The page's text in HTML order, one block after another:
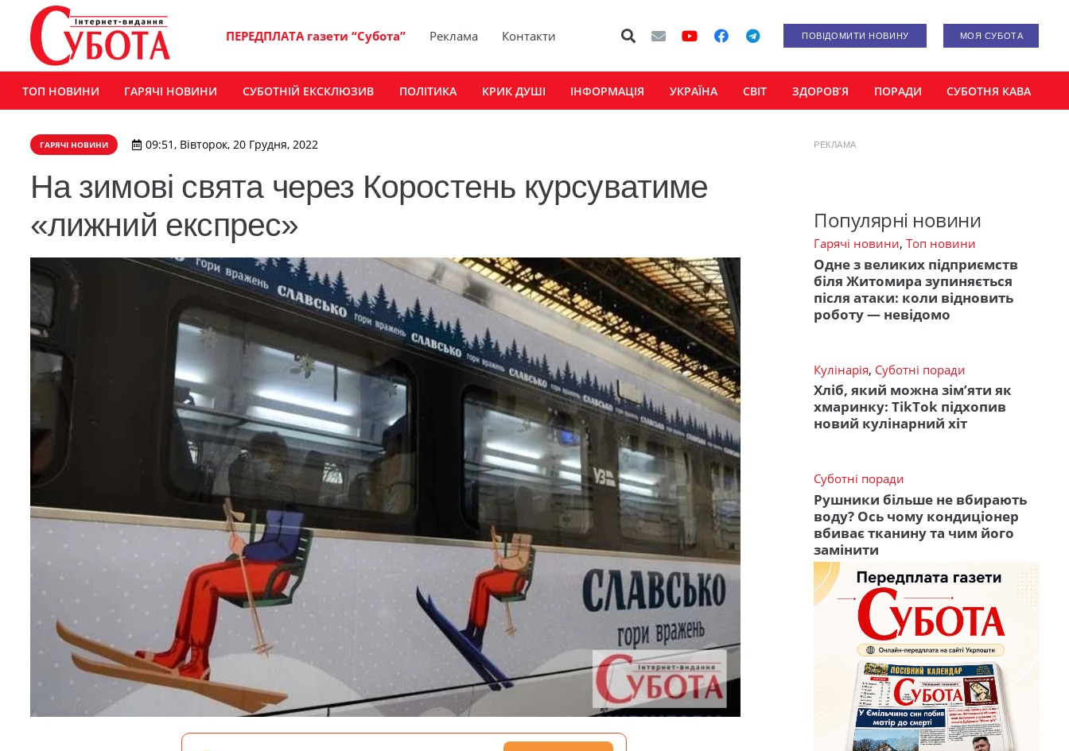
ПЕРЕДПЛАТА газети “Субота” Реклама Контакти ПОВІДОМИТИ НОВИНУ МОЯ СУБОТА
ТОП НОВИНИ ГАРЯЧІ НОВИНИ СУБОТНІЙ ЕКСКЛЮЗИВ ПОЛІТИКА КРИК ДУШІ ІНФОРМАЦІЯ УКРАЇНА СВІТ ЗДОРОВ’Я ПОРАДИ СУБОТНЯ КАВА
ГАРЯЧІ НОВИНИ 09:51, Вівторок, 20 Грудня, 2022
На зимові свята через Коростень курсуватиме
«лижний експрес»
РЕКЛАМА
Популярні новини
Гарячі новини, Топ новини
Одне з великих підприємств
біля Житомира зупиняється
після атаки: коли відновить
роботу — невідомо
Кулінарія, Суботні поради
Хліб, який можна зім’яти як
хмаринку: TikTok підхопив
новий кулінарний хіт
Суботні поради
Рушники більше не вбирають
воду? Ось чому кондиціонер
вбиває тканину та чим його
замінити